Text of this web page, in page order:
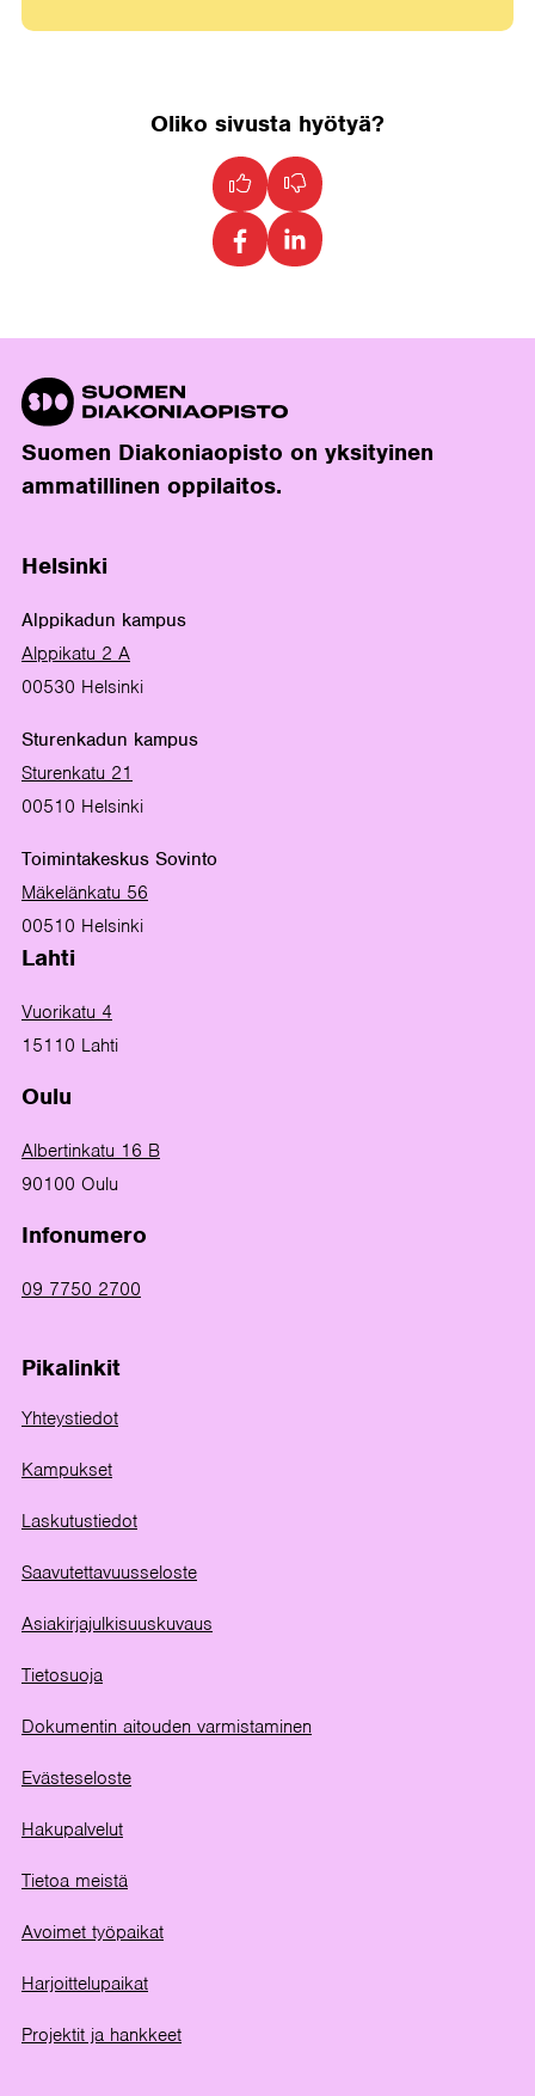
Oliko sivusta hyötyä?
Suomen Diakoniaopisto on yksityinen
ammatillinen oppilaitos.
Helsinki
Alppikadun kampus
Alppikatu 2 A
00530 Helsinki
Sturenkadun kampus
Sturenkatu 21
00510 Helsinki
Toimintakeskus Sovinto
Mäkelänkatu 56
00510 Helsinki
Lahti
Vuorikatu 4
15110 Lahti
Oulu
Albertinkatu 16 B
90100 Oulu
Infonumero
09 7750 2700
Pikalinkit
Yhteystiedot
Kampukset
Laskutustiedot
Saavutettavuusseloste
Asiakirjajulkisuuskuvaus
Tietosuoja
Dokumentin aitouden varmistaminen
Evästeseloste
Hakupalvelut
Tietoa meistä
Avoimet työpaikat
Harjoittelupaikat
Projektit ja hankkeet